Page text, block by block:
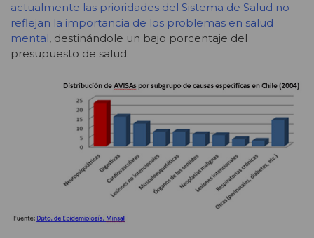
actualmente las prioridades del Sistema de Salud no
reflejan la importancia de los problemas en salud
mental, destinándole un bajo porcentaje del
presupuesto de salud.